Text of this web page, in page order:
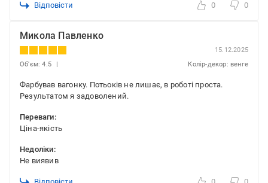
Відповісти 0 0
Микола Павленко
15.12.2025
Об'єм: 4.5
Колір-декор: венге
Фарбував вагонку. Потьоків не лишає, в роботі проста.
Результатом я задоволений.
Переваги:
Ціна-якість
Недоліки:
Не виявив